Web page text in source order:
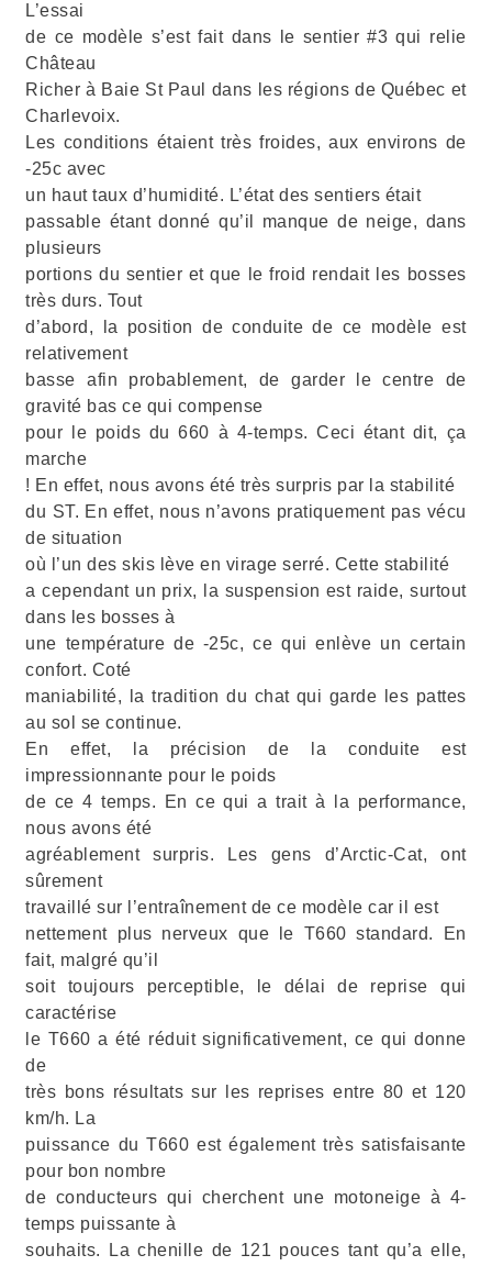
L’essai
de ce modèle s’est fait dans le sentier #3 qui relie
Château
Richer à Baie St Paul dans les régions de Québec et
Charlevoix.
Les conditions étaient très froides, aux environs de
-25c avec
un haut taux d’humidité. L’état des sentiers était
passable étant donné qu’il manque de neige, dans
plusieurs
portions du sentier et que le froid rendait les bosses
très durs. Tout
d’abord, la position de conduite de ce modèle est
relativement
basse afin probablement, de garder le centre de
gravité bas ce qui compense
pour le poids du 660 à 4-temps. Ceci étant dit, ça
marche
! En effet, nous avons été très surpris par la stabilité
du ST. En effet, nous n’avons pratiquement pas vécu
de situation
où l’un des skis lève en virage serré. Cette stabilité
a cependant un prix, la suspension est raide, surtout
dans les bosses à
une température de -25c, ce qui enlève un certain
confort. Coté
maniabilité, la tradition du chat qui garde les pattes
au sol se continue.
En effet, la précision de la conduite est
impressionnante pour le poids
de ce 4 temps. En ce qui a trait à la performance,
nous avons été
agréablement surpris. Les gens d’Arctic-Cat, ont
sûrement
travaillé sur l’entraînement de ce modèle car il est
nettement plus nerveux que le T660 standard. En
fait, malgré qu’il
soit toujours perceptible, le délai de reprise qui
caractérise
le T660 a été réduit significativement, ce qui donne
de
très bons résultats sur les reprises entre 80 et 120
km/h. La
puissance du T660 est également très satisfaisante
pour bon nombre
de conducteurs qui cherchent une motoneige à 4-
temps puissante à
souhaits. La chenille de 121 pouces tant qu’a elle,